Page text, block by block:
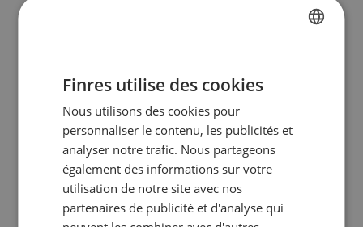
Finres utilise des cookies
Nous utilisons des cookies pour
personnaliser le contenu, les publicités et
analyser notre trafic. Nous partageons
également des informations sur votre
utilisation de notre site avec nos
partenaires de publicité et d'analyse qui